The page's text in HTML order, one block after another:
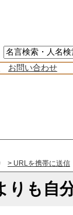
お問い合わせ
> URLを携帯に送信
りも自